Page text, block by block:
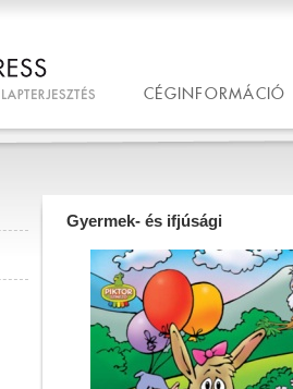
CÉGINFORMÁCIÓ
Gyermek- és ifjúsági